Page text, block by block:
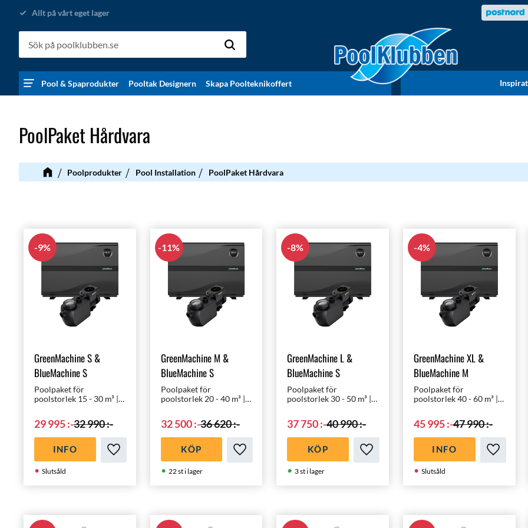
Allt på vårt eget lager
Pool & Spaprodukter Pooltak Designern Skapa Poolteknikoffert
PoolPaket Hårdvara
Poolprodukter Pool Installation PoolPaket Hårdvara
GreenMachine S &
BlueMachine S
Poolpaket för
poolstorlek 15 - 30 m³ |
mest moderna
komponenter till ett
oslagbart pris!
29 995:-32 990:-
9%
Lägg till i favoriter
Slutsåld
INFO
GreenMachine M &
BlueMachine S
Poolpaket för
poolstorlek 20 - 40 m³ |
mest moderna
komponenter till ett
oslagbart pris!
32 500:-36 620:-
11%
Lägg till i favoriter
22 st i lager
KÖP
GreenMachine L &
BlueMachine S
Poolpaket för
poolstorlek 30 - 50 m³ |
mest moderna
komponenter till ett
oslagbart pris!
37 750:-40 990:-
8%
Lägg till i favoriter
3 st i lager
KÖP
GreenMachine XL &
BlueMachine M
Poolpaket för
poolstorlek 40 - 60 m³ |
mest moderna
komponenter till ett
oslagbart pris!
45 995:-47 990:-
4%
Lägg till
Slutsåld
INFO